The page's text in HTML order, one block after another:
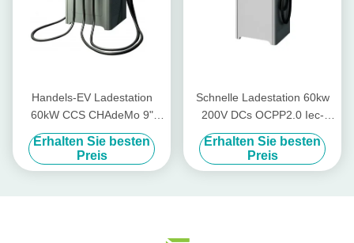
Handels-EV Ladestation
60kW CCS CHAdeMo 9"
DCs TUV-Touch Screen
Erhalten Sie besten
Preis
Schnelle Ladestation 60kw
200V DCs OCPP2.0 Iec-
62262 zu 750V für
Elektroauto
Erhalten Sie besten
Preis